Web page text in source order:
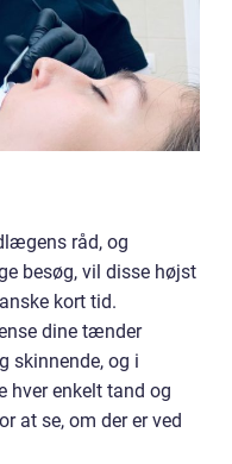
råd, og
besøg, vil disse højst
kort tid.
dine tænder
skinnende, og i
hver enkelt tand og
at se, om der er ved